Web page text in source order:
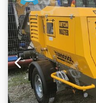
price: 169,617
Uksfx Aqgjrf